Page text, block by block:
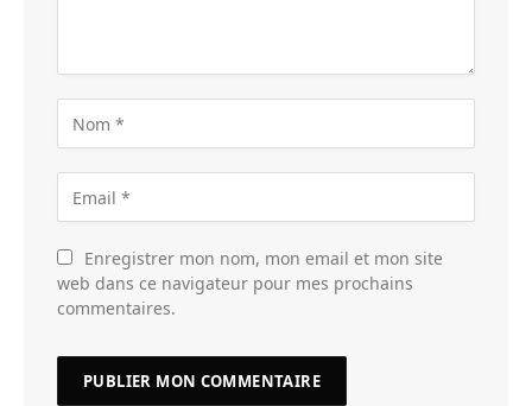
Enregistrer mon nom, mon email et mon site
web dans ce navigateur pour mes prochains
commentaires.